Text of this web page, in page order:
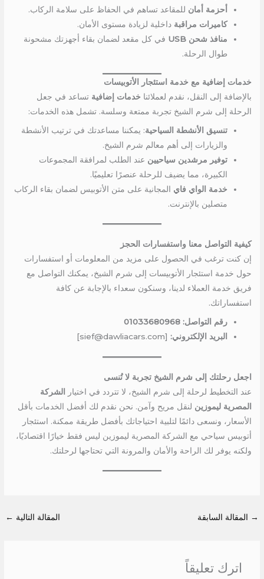
أحزمة أمان للمقاعد تساهم في الحفاظ على سلامة الركاب.
كاميرات مراقبة داخلية لزيادة مستوى الأمان.
منافذ شحن USB
في كل مقعد لضمان بقاء أجهزتك مشحونة
طوال الرحلة.
خدمات إضافية مع خدمة استئجار الأتوبيسات
بالإضافة إلى النقل، نقدم لعملائنا خدمات إضافية تساعد في جعل
الرحلة إلى شرم الشيخ تجربة ممتعة وسلسة. تشمل هذه الخدمات:
تنسيق الأنشطة السياحية: يمكننا مساعدتك في ترتيب الأنشطة
والزيارات إلى أهم معالم شرم الشيخ.
توفير مرشدين سياحيين عند الطلب لمرافقة المجموعات
الكبيرة، مما يضيف للرحلة عنصرًا تعليميًا.
خدمة الواي فاي المجانية على متن الأتوبيس لضمان بقاء الركاب
متصلين بالإنترنت.
كيفية التواصل معنا واستفسارات الحجز
إن كنت ترغب في الحصول على مزيد من المعلومات أو استفسارات
حول خدمة استئجار الأتوبيسات إلى شرم الشيخ، يمكنك التواصل مع
فريق خدمة العملاء لدينا، وسنكون سعداء بالإجابة عن كافة
استفساراتك.
رقم التواصل: 01033680968
البريد الإلكتروني: [sief@dawliacars.com]
اجعل رحلتك إلى شرم الشيخ تجربة لا تُنسى
عند التخطيط لرحلة إلى شرم الشيخ، لا تتردد في اختيار
الشركة
المصرية ليموزين لنقل مريح وآمن. نحن نقدم لك أفضل الخدمات بأقل
الأسعار، ونسعى دائمًا لتلبية احتياجاتك بأفضل طريقة ممكنة. استئجار
أتوبيس سياحي مع الشركة المصرية ليموزين ليس فقط خيارًا اقتصاديًا،
ولكنه يوفر لك الراحة والأمان والمرونة التي تحتاجها لرحلتك.
→ المقالة السابقة المقالة التالية ←
اترك تعليقاً